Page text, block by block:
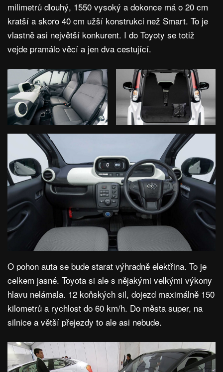
milimetrů dlouhý, 1550 vysoký a dokonce má o 20 cm
kratší a skoro 40 cm užší konstrukci než Smart. To je
vlastně asi největší konkurent. I do Toyoty se totiž
vejde pramálo věcí a jen dva cestující.
O pohon auta se bude starat výhradně elektřina. To je
celkem jasné. Toyota si ale s nějakými velkými výkony
hlavu nelámala. 12 koňských sil, dojezd maximálně 150
kilometrů a rychlost do 60 km/h. Do města super, na
silnice a větší přejezdy to ale asi nebude.